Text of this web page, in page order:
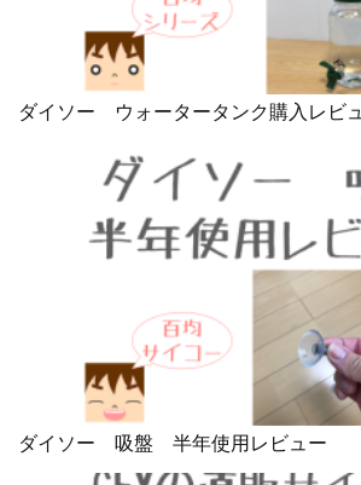
ダイソー ウォータータンク購入レビ
ダイソー 吸盤 半年使用レビュー